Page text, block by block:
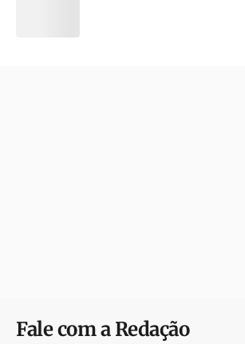
Fale com a Redação